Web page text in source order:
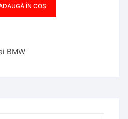
ÎN COȘ
BMW